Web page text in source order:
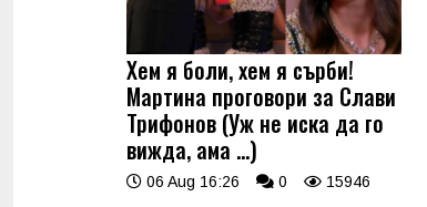
Хем я боли, хем я сърби!
Мартина проговори за Слави
Трифонов (Уж не иска да го
вижда, ама …)
06 Aug 16:26 0 15946